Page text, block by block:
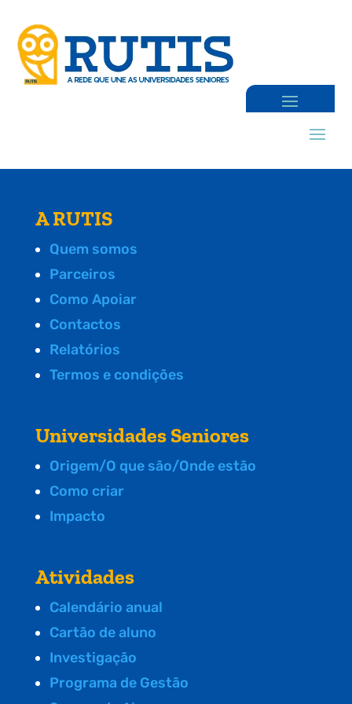
A RUTIS
Quem somos
Parceiros
Como Apoiar
Contactos
Relatórios
Termos e condições
Universidades Seniores
Origem/O que são/Onde estão
Como criar
Impacto
Atividades
Calendário anual
Cartão de aluno
Investigação
Programa de Gestão